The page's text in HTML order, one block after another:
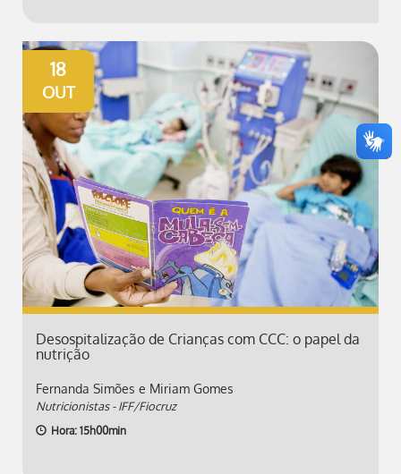
18
OUT
Desospitalização de Crianças com CCC: o papel da
nutrição
Fernanda Simões e Miriam Gomes
Nutricionistas - IFF/Fiocruz
Hora: 15h00min